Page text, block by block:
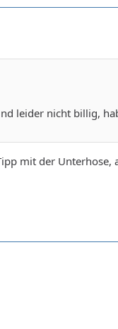
leider nicht billig,
mit der Unterhose,